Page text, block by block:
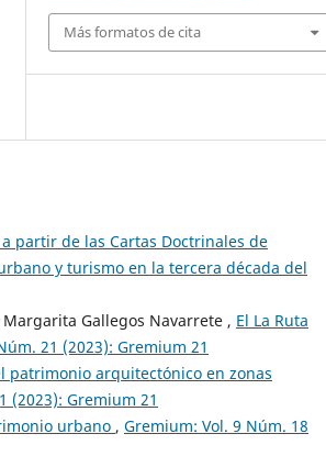
Más formatos de cita
partir de las Cartas Doctrinales de
y turismo en la tercera década del
Gallegos Navarrete , El La Ruta
21 (2023): Gremium 21
patrimonio arquitectónico en zonas
(2023): Gremium 21
urbano , Gremium: Vol. 9 Núm. 18